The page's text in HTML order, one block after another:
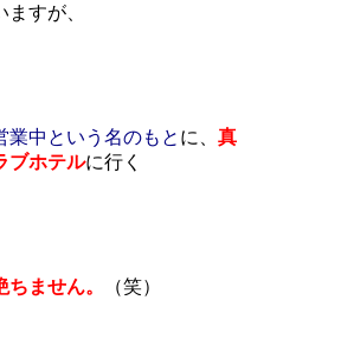
すが、
業中という名のもと に、 真
ブホテルに行く
ません。 （笑）